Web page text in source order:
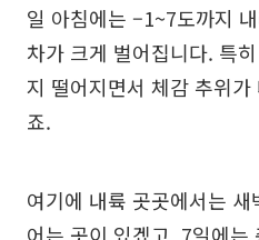
일 아침에는 –1~7도까지
차가 크게 벌어집니다. 특
지 떨어지면서 체감 추위
죠.
여기에 내륙 곳곳에서는